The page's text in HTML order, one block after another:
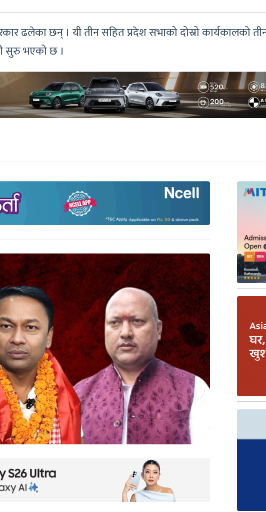
ढलेका छन् । यी तीन सहित प्रदेश सभाको दोस्रो कार्यकालको
सुरु भएको छ ।